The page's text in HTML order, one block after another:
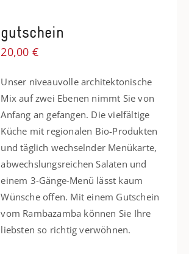
gutschein
20,00 €
Unser niveauvolle architektonische
Mix auf zwei Ebenen nimmt Sie von
Anfang an gefangen. Die vielfältige
Küche mit regionalen Bio-Produkten
und täglich wechselnder Menükarte,
abwechslungsreichen Salaten und
einem 3-Gänge-Menü lässt kaum
Wünsche offen. Mit einem Gutschein
vom Rambazamba können Sie Ihre
liebsten so richtig verwöhnen.